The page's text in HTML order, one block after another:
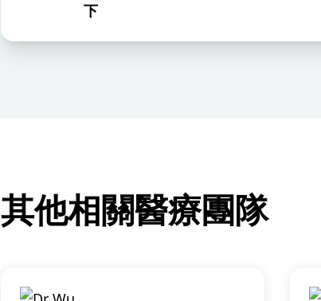
下
其他相關醫療團隊